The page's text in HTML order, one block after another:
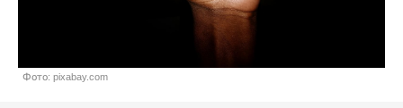
Фото: pixabay.com